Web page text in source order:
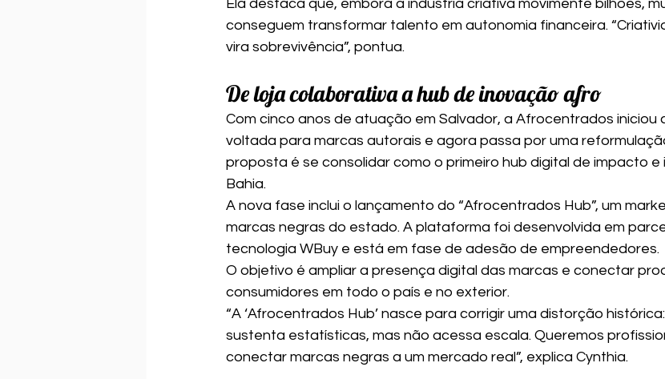
Ela destaca que, embora a indústria criativa movimente bilhões,
conseguem transformar talento em autonomia financeira.
vira sobrevivência”, pontua.
De loja colaborativa a hub de inovação afro
Com cinco anos de atuação em Salvador, a Afrocentrados iniciou
voltada para marcas autorais e agora passa por uma
proposta é se consolidar como o primeiro hub digital de impacto
Bahia.
A nova fase inclui o lançamento do “Afrocentrados Hub”, um
marcas negras do estado. A plataforma foi desenvolvida em
tecnologia WBuy e está em fase de adesão de empreendedores.
O objetivo é ampliar a presença digital das marcas e conectar
consumidores em todo o país e no exterior.
“A ‘Afrocentrados Hub’ nasce para corrigir uma distorção
sustenta estatísticas, mas não acessa escala. Queremos
conectar marcas negras a um mercado real”, explica Cynthia.